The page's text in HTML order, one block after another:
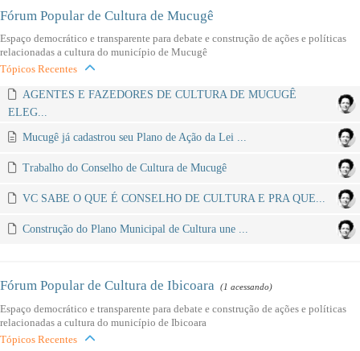
Fórum Popular de Cultura de Mucugê
Espaço democrático e transparente para debate e construção de ações e políticas
relacionadas a cultura do município de Mucugê
Tópicos Recentes
AGENTES E FAZEDORES DE CULTURA DE MUCUGÊ
ELEG...
Mucugê já cadastrou seu Plano de Ação da Lei ...
Trabalho do Conselho de Cultura de Mucugê
VC SABE O QUE É CONSELHO DE CULTURA E PRA QUE...
Construção do Plano Municipal de Cultura une ...
Fórum Popular de Cultura de Ibicoara (1 acessando)
Espaço democrático e transparente para debate e construção de ações e políticas
relacionadas a cultura do município de Ibicoara
Tópicos Recentes